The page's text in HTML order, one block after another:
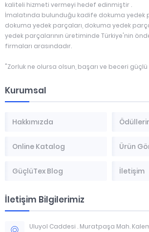
kaliteli hizmeti vermeyi hedef edinmiştir .
İmalatında bulunduğu kadife dokuma yedek
dokuma yedek parçaları, dokuma yedek
yedek parçalarının üretiminde Türkiye'nin
firmaları arasındadır.
"Zorluk ne olursa olsun, başarı ve beceri
Kurumsal
Hakkımızda
Online Katalog Ürün
GüçlüTex Blog İletişim
İletişim Bilgilerimiz
Uluyol Caddesi . Muratpaşa Mah.